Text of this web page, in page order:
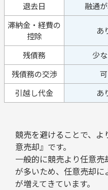
退去日
融通
滞納金・経費の
控除
あ
残債務 少
残債務の交渉
可
引越し代金
あ
競売を避けることで、
意売却』です。
一般的に競売より任意
が多いため、任意売却
が増えてきています。